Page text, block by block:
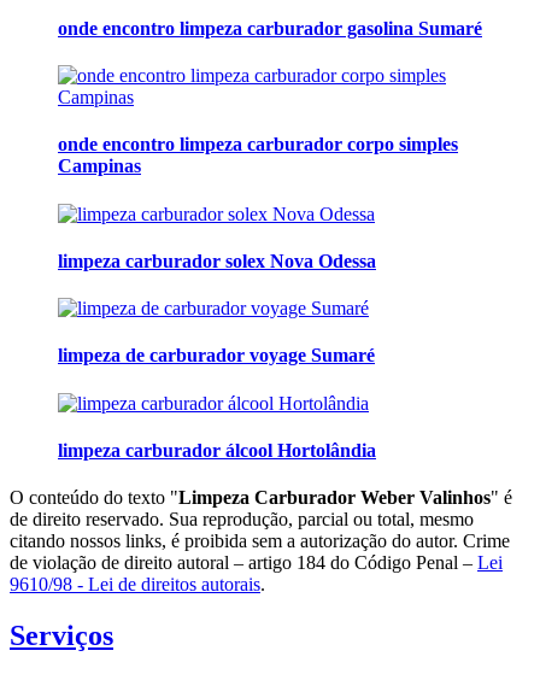
onde encontro limpeza carburador gasolina Sumaré
onde encontro limpeza carburador corpo simples
Campinas
limpeza carburador solex Nova Odessa
limpeza de carburador voyage Sumaré
limpeza carburador álcool Hortolândia
O conteúdo do texto "Limpeza Carburador Weber Valinhos" é
de direito reservado. Sua reprodução, parcial ou total, mesmo
citando nossos links, é proibida sem a autorização do autor. Crime
de violação de direito autoral – artigo 184 do Código Penal – Lei
9610/98 - Lei de direitos autorais.
Serviços